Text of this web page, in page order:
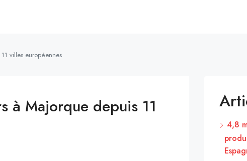
villes européennes
à Majorque depuis 11
4,8